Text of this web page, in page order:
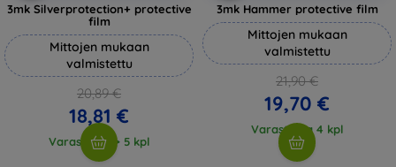
3mk Silverprotection+ protective
film
Mittojen mukaan
valmistettu
20,89 €
18,81 €
Varastossa > 5 kpl
3mk Hammer protective film
Mittojen mukaan
valmistettu
21,90 €
19,70 €
Varastossa 4 kpl